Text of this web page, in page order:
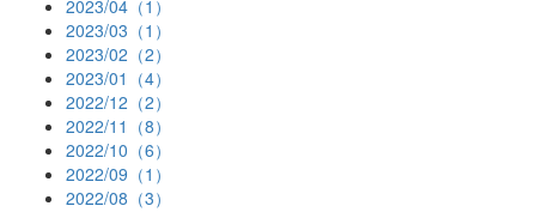
2023/04（1）
2023/03（1）
2023/02（2）
2023/01（4）
2022/12（2）
2022/11（8）
2022/10（6）
2022/09（1）
2022/08（3）